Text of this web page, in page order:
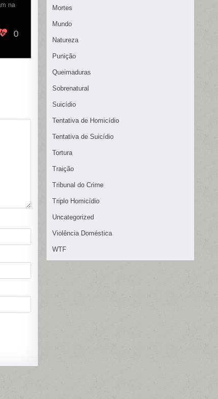
na
0
Mortes
Mundo
Natureza
Punição
Queimaduras
Sobrenatural
Suicídio
Tentativa de Homicídio
Tentativa de Suicídio
Tortura
Traição
Tribunal do Crime
Triplo Homicídio
Uncategorized
Violência Doméstica
WTF